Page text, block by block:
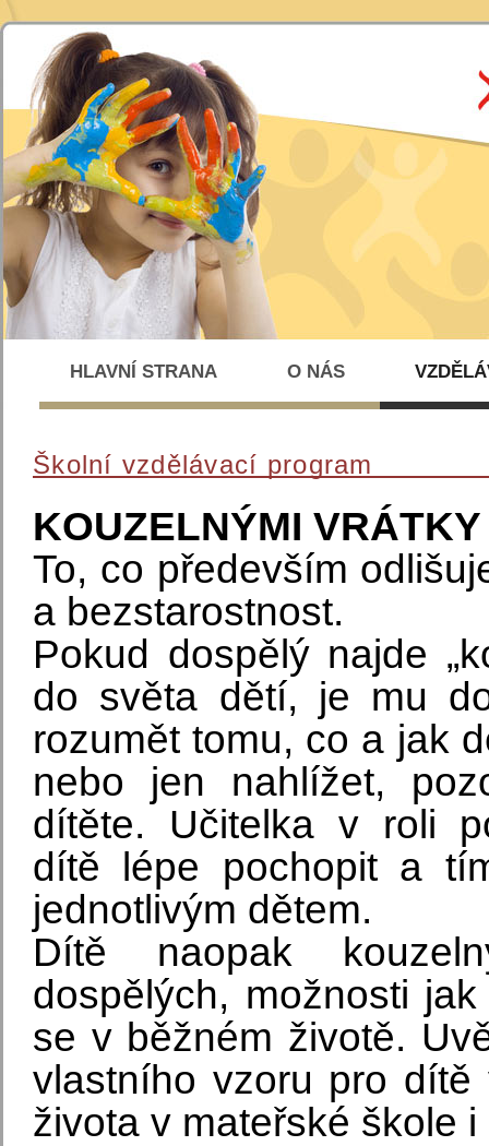
HLAVNÍ STRANA O NÁS
Školní vzdělávací program
KOUZELNÝMI
To, co především
a bezstarostnost.
Pokud dospělý najde
do světa dětí, je mu
rozumět tomu, co a jak
nebo jen nahlížet,
dítěte. Učitelka v roli
dítě lépe pochopit a
jednotlivým dětem.
Dítě naopak
dospělých, možnosti
se v běžném životě.
vlastního vzoru pro
života v mateřské škole i